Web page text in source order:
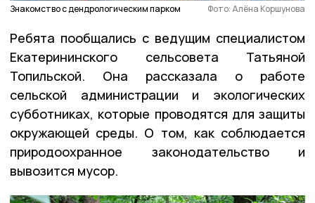
Знакомство с дендрологическим парком Фото: Алёна Коршунова
Ребята пообщались с ведущим специалистом
Екатерининского сельсовета Татьяной
Топильской. Она рассказала о работе
сельской администрации и экологических
субботниках, которые проводятся для защиты
окружающей среды. О том, как соблюдается
природоохранное законодательство и
вывозится мусор.